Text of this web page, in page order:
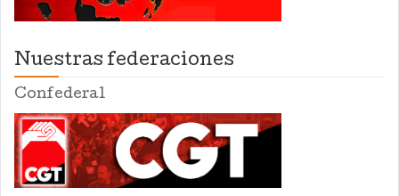
Nuestras federaciones
Confederal